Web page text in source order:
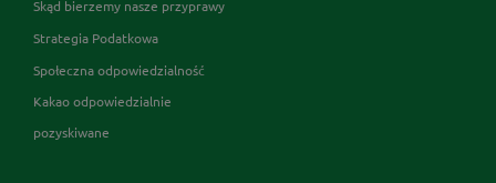
Skąd bierzemy nasze przyprawy
Strategia Podatkowa
Społeczna odpowiedzialność
Kakao odpowiedzialnie
pozyskiwane